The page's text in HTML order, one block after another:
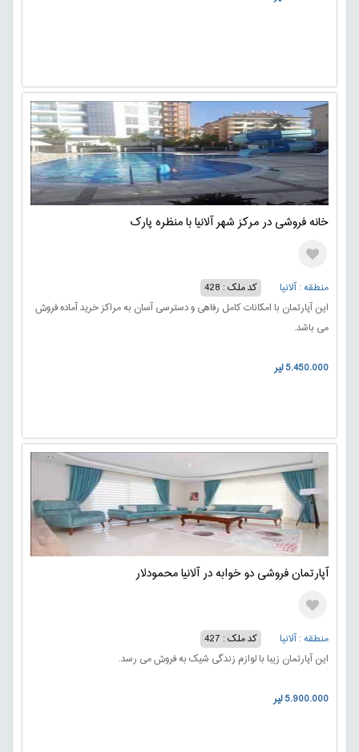
خانه فروشی در مرکز شهر آلانیا با منظره پارک
منطقه : آلانیا
کد ملک : 428
این آپارتمان با امکانات کامل رفاهی و دسترسی آسان به مراکز خرید آماده فروش
می باشد.
5.450.000 لیر
آپارتمان فروشی دو خوابه در آلانیا محمودلار
منطقه : آلانیا
کد ملک : 427
این آپارتمان زیبا با لوازم زندگی شیک به فروش می رسد.
5.900.000 لیر